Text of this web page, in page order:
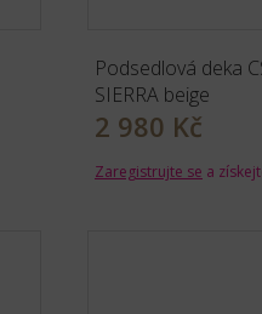
Podsedlová deka
SIERRA beige
2 980 Kč
Zaregistrujte se a